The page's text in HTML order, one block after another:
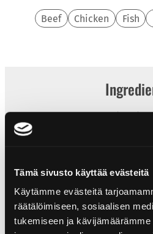
Tämä sivusto käyttää evästeitä
Käytämme evästeitä
räätälöimiseen, sosiaalisen
tukemiseen ja
Beef Chicken Fish
Nutritional content
per
Energy
967kJ/
Product
Size: 50